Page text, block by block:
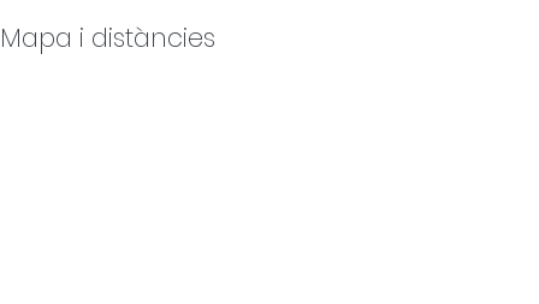
Mapa i distàncies